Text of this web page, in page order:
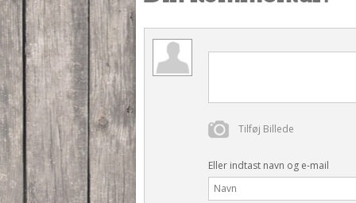
Tilføj Billede
Eller indtast navn og e-mail